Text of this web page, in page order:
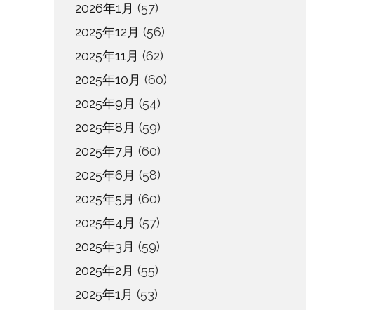
2026年1月 (57)
2025年12月 (56)
2025年11月 (62)
2025年10月 (60)
2025年9月 (54)
2025年8月 (59)
2025年7月 (60)
2025年6月 (58)
2025年5月 (60)
2025年4月 (57)
2025年3月 (59)
2025年2月 (55)
2025年1月 (53)